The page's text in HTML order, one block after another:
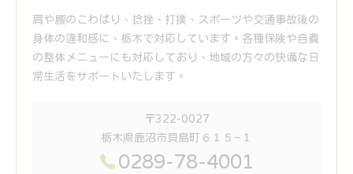
肩や腰のこわばり、捻挫、打撲、スポーツや交通事故後の
身体の違和感に、栃木で対応しています。各種保険や自費
の整体メニューにも対応しており、地域の方々の快適な日
常生活をサポートいたします。
〒322-0027
栃木県鹿沼市貝島町６１５−１
0289-78-4001